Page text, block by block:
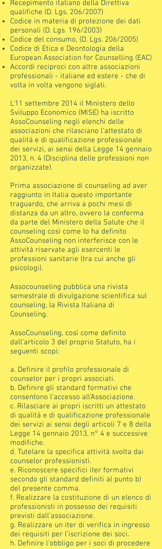
Recepimento italiano della Direttiva
qualifiche (D. Lgs. 206/2007)
Codice in materia di protezione dei dati
personali (D. Lgs. 196/2003)
Codice del consumo, (D. Lgs. 206/2005)
Codice di Etica e Deontologia della
European Association for Counselling (EAC)
Accordi reciproci con altre associazioni
professionali - italiane ed estere - che di
volta in volta vengono siglati.
L'11 settembre 2014 il Ministero dello
Sviluppo Economico (MISE) ha iscritto
AssoCounseling negli elenchi delle
associazioni che rilasciano l’attestato di
qualità e di qualificazione professionale
dei servizi, ai sensi della Legge 14 gennaio
2013, n. 4 (Disciplina delle professioni non
organizzate).
Prima associazione di counseling ad aver
raggiunto in Italia questo importante
traguardo, che arriva a pochi mesi di
distanza da un altro, ovvero la conferma
da parte del Ministero della Salute che il
counseling così come lo ha definito
AssoCounseling non interferisce con le
attività riservate agli esercenti le
professioni sanitarie (tra cui anche gli
psicologi).
Assocounseling pubblica una rivista
semestrale di divulgazione scientifica sul
counseling, la Rivista Italiana di
Counseling.
AssoCounseling, così come definito
dall'articolo 3 del proprio Statuto, ha i
seguenti scopi:
a. Definire il profilo professionale di
counselor per i propri associati.
b. Definire gli standard formativi che
consentono l’accesso all’Associazione.
c. Rilasciare ai propri iscritti un attestato
di qualità e di qualificazione professionale
dei servizi ai sensi degli articoli 7 e 8 della
Legge 14 gennaio 2013, n° 4 e successive
modifiche.
d. Tutelare la specifica attività svolta dai
counselor professionisti.
e. Riconoscere specifici iter formativi
secondo gli standard definiti al punto b)
del presente comma.
f. Realizzare la costituzione di un elenco di
professionisti in possesso dei requisiti
previsti dall’associazione.
g. Realizzare un iter di verifica in ingresso
dei requisiti per l’iscrizione dei soci.
h. Definire l’obbligo per i soci di procedere